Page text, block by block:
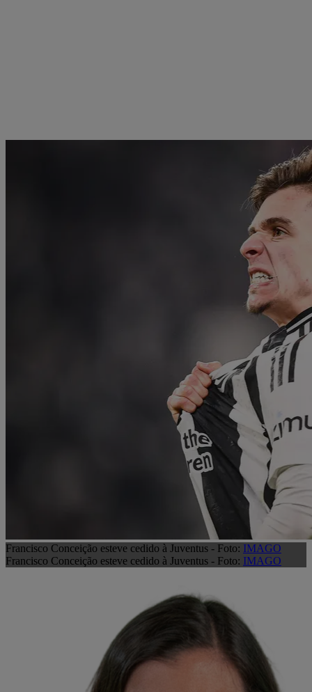
Francisco Conceição esteve cedido à Juventus - Foto: IMAGO
Francisco Conceição esteve cedido à Juventus - Foto: IMAGO